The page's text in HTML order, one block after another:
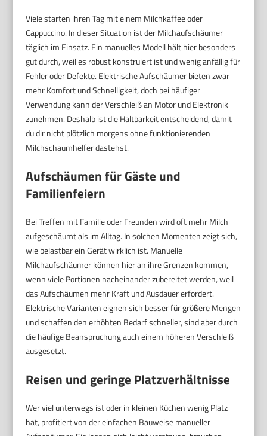
Viele starten ihren Tag mit einem Milchkaffee oder
Cappuccino. In dieser Situation ist der Milchaufschäumer
täglich im Einsatz. Ein manuelles Modell hält hier besonders
gut durch, weil es robust konstruiert ist und wenig anfällig für
Fehler oder Defekte. Elektrische Aufschäumer bieten zwar
mehr Komfort und Schnelligkeit, doch bei häufiger
Verwendung kann der Verschleiß an Motor und Elektronik
zunehmen. Deshalb ist die Haltbarkeit entscheidend, damit
du dir nicht plötzlich morgens ohne funktionierenden
Milchschaumhelfer dastehst.
Aufschäumen für Gäste und
Familienfeiern
Bei Treffen mit Familie oder Freunden wird oft mehr Milch
aufgeschäumt als im Alltag. In solchen Momenten zeigt sich,
wie belastbar ein Gerät wirklich ist. Manuelle
Milchaufschäumer können hier an ihre Grenzen kommen,
wenn viele Portionen nacheinander zubereitet werden, weil
das Aufschäumen mehr Kraft und Ausdauer erfordert.
Elektrische Varianten eignen sich besser für größere Mengen
und schaffen den erhöhten Bedarf schneller, sind aber durch
die häufige Beanspruchung auch einem höheren Verschleiß
ausgesetzt.
Reisen und geringe Platzverhältnisse
Wer viel unterwegs ist oder in kleinen Küchen wenig Platz
hat, profitiert von der einfachen Bauweise manueller